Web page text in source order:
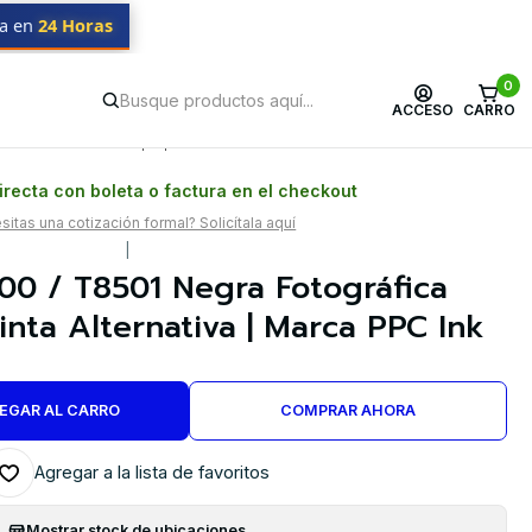
ACCESO
0
CARRO
en 24 Horas
con boleta o factura en el checkout
una cotización formal? Solicítala aquí
/ T8501 Negra Fotográfica
Alternativa | Marca PPC Ink
AL CARRO COMPRAR AHORA
Agregar a la lista de favoritos